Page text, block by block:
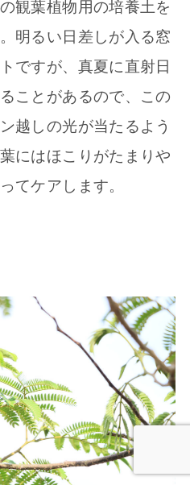
観葉植物用の培養土を
明るい日差しが入る窓
ですが、真夏に直射日
ことがあるので、この
越しの光が当たるよう
にはほこりがたまりや
てケアします。